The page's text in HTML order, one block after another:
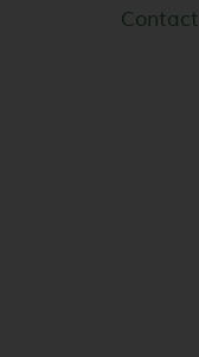
Contact